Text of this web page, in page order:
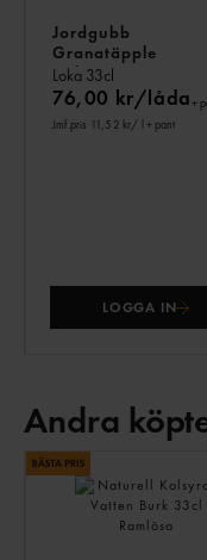
Jordgubb
Granatäpple
Kolsyrat Vatten
Loka 33cl
76,00 kr/låda+
Jmf.pris 11,52 kr/ l + pant
LOGGA IN
Andra